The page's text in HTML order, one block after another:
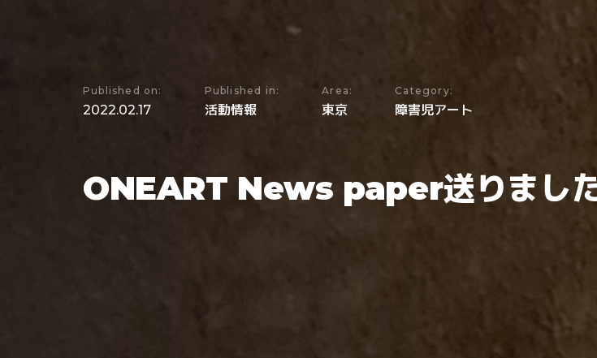
Published on:
2022.02.17
Published in:
活動情報
Area:
東京
Category:
障害児アート
ONEART News paper送りました